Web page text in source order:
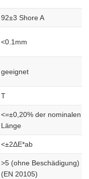
92±3 Shore A
<0.1mm
geeignet
T
<=±0,20% der nominalen
Länge
<±2ΔE*ab
>5 (ohne Beschädigung)
(EN 20105)